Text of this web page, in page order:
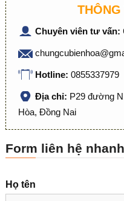
Chuyên viên tư vấn:
Hotline: 0855337979
Địa chỉ: P29 đường
Hòa, Đồng Nai
Form liên hệ nhanh
Họ tên